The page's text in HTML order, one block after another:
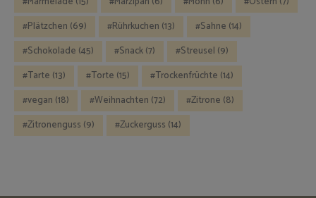
Plätzchen (69) Rührkuchen (13) Sahne (14)
Schokolade (45) Snack(7) Streusel (9)
Tarte (13) Torte (15) Trockenfrüchte (14)
vegan (18) Weihnachten (72) Zitrone (8)
Zitronenguss (9) Zuckerguss (14)